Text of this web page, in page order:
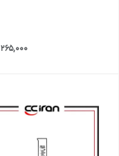
265,000